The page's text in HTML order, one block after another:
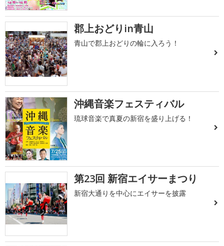
郡上おどりin青山
青山で郡上おどりの輪に入ろう！
沖縄音楽フェスティバル
琉球音楽で真夏の新宿を盛り上げる！
第23回 新宿エイサーまつり
新宿大通りを中心にエイサーを披露